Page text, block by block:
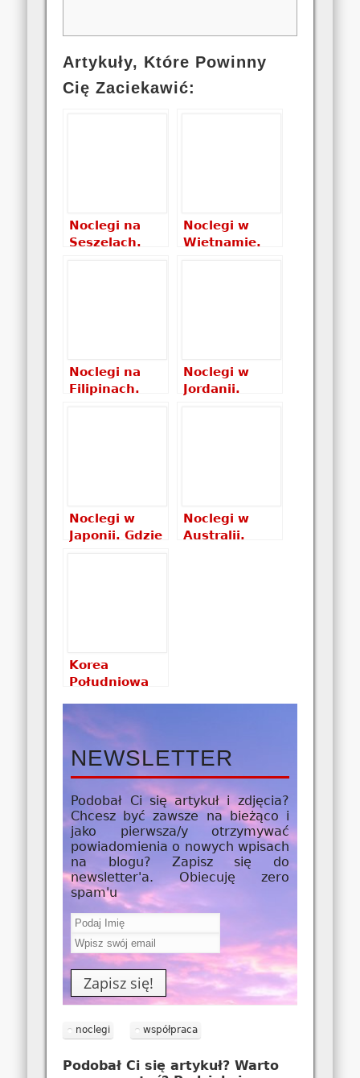
Artykuły, Które Powinny
Cię Zaciekawić:
Noclegi na
Seszelach.
Noclegi w
Wietnamie.
Noclegi na
Filipinach.
Noclegi w
Jordanii.
Noclegi w
Japonii. Gdzie
Noclegi w
Australii.
Korea
Południowa
gdzie spać i
co wybrać?
NEWSLETTER
Podobał Ci się artykuł i zdjęcia?
Chcesz być zawsze na bieżąco i
jako pierwsza/yotrzymywać
powiadomienia o nowych wpisach
na blogu? Zapisz się do
newsletter'a. Obiecuję zero
spam'u
noclegi współpraca
Podobał Ci się artykuł? Warto